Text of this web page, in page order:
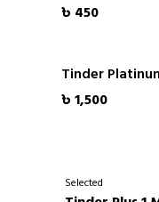
৳ 450
Tinder
৳ 1,500
Selected